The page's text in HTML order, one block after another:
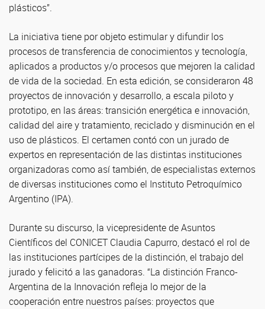
plásticos”.
La iniciativa tiene por objeto estimular y difundir los
procesos de transferencia de conocimientos y tecnología,
aplicados a productos y/o procesos que mejoren la calidad
de vida de la sociedad. En esta edición, se consideraron 48
proyectos de innovación y desarrollo, a escala piloto y
prototipo, en las áreas: transición energética e innovación,
calidad del aire y tratamiento, reciclado y disminución en el
uso de plásticos. El certamen contó con un jurado de
expertos en representación de las distintas instituciones
organizadoras como así también, de especialistas externos
de diversas instituciones como el Instituto Petroquímico
Argentino (IPA).
Durante su discurso, la vicepresidente de Asuntos
Científicos del CONICET Claudia Capurro, destacó el rol de
las instituciones partícipes de la distinción, el trabajo del
jurado y felicitó a las ganadoras. “La distinción Franco-
Argentina de la Innovación refleja lo mejor de la
cooperación entre nuestros países: proyectos que